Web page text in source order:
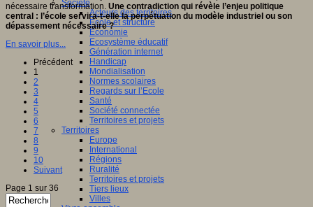
Société
Acteurs des territoires
Ecole et structure
Economie
Ecosystème éducatif
Génération internet
Handicap
Mondialisation
Normes scolaires
Regards sur l’Ecole
Santé
Société connectée
Territoires et projets
Territoires
Europe
International
Régions
Ruralité
Territoires et projets
Tiers lieux
Villes
nécessaire transformation. Une contradiction qui révèle l’enjeu politique
central : l’école servira-t-elle la perpétuation du modèle industriel ou son
dépassement nécessaire ?
En savoir plus...
Précédent
1
2
3
4
5
6
7
8
9
10
Suivant
Page 1 sur 36